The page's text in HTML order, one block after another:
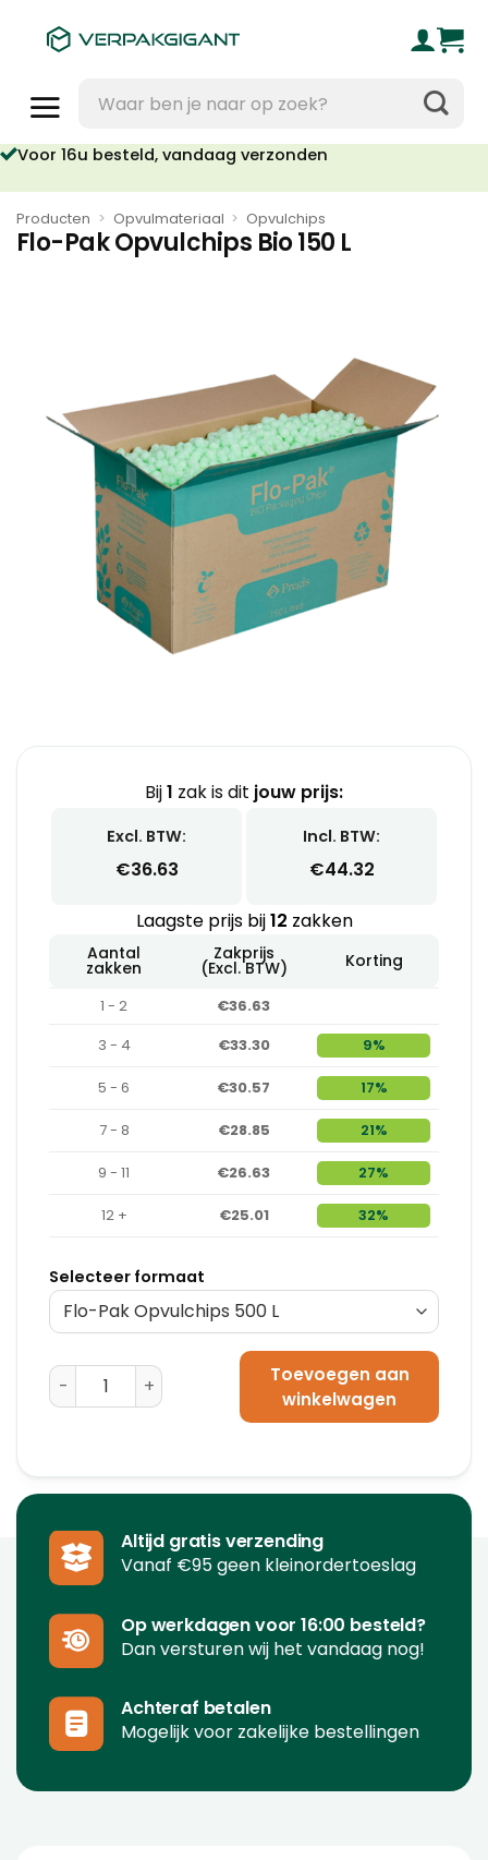
naar:
16u besteld, vandaag verzonden
Producten > Opvulmateriaal > Opvulchips
Flo-Pak Opvulchips Bio 150 L
Bij1 zak is dit jouw prijs:
Excl. BTW:
€36.63
Incl. BTW:
€44.32
Laagste prijs bij12 zakken
Aantal
zakken
Zakprijs
(Excl. BTW) Korting
1 - 2
€36.63
3 - 4
€33.30 9%
5 - 6 €30.57 17%
7 - 8 €28.85 21%
9 - 11 €26.63 27%
12 + €25.01 32%
Selecteer formaat
Flo-Pak Opvulchips Bio 150 L aantalToevoegen aan
winkelwagen
Altijd gratis verzending
Vanaf €95 geen kleinordertoeslag
Op werkdagen voor 16:00 besteld?
Dan versturen wij het vandaag nog!
Achteraf betalen
Mogelijk voor zakelijke bestellingen